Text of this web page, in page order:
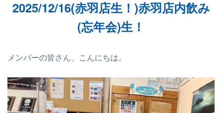
2025/12/16(赤羽店生！)赤羽店内飲み
(忘年会)生！
メンバーの皆さん、こんにちは。